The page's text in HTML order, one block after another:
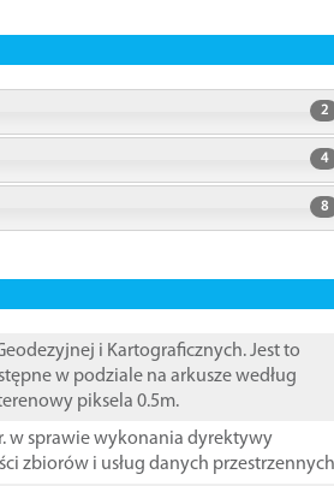
2
4
8
i Kartograficznych. Jest to
w podziale na arkusze według
piksela 0.5m.
r. w sprawie wykonania dyrektywy
zbiorów i usług danych przestrzennych